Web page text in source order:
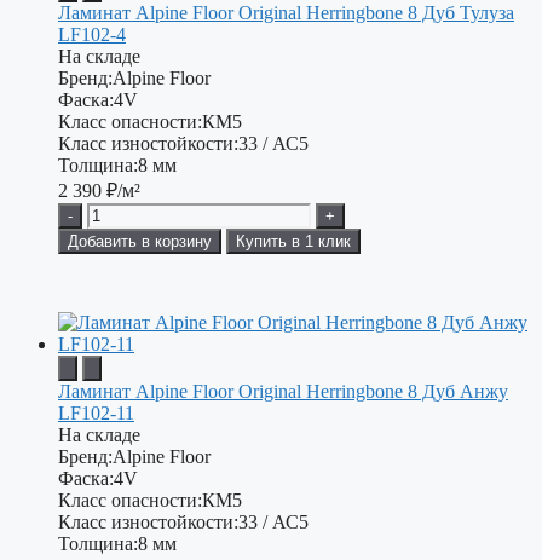
Ламинат Alpine Floor Original Herringbone 8 Дуб Тулуза
LF102-4
На складе
Бренд:Alpine Floor
Фаска:4V
Класс опасности:КМ5
Класс изностойкости:33 / АС5
Толщина:8 мм
2 390 ₽/м²
-
+
Добавить в корзину
Купить в 1 клик
Ламинат Alpine Floor Original Herringbone 8 Дуб Анжу
LF102-11
На складе
Бренд:Alpine Floor
Фаска:4V
Класс опасности:КМ5
Класс изностойкости:33 / АС5
Толщина:8 мм